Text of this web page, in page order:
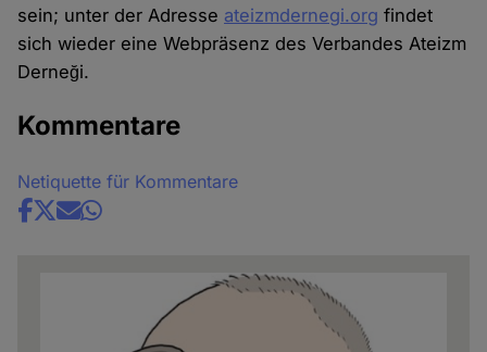
sein; unter der Adresse ateizmdernegi.org findet
sich wieder eine Webpräsenz des Verbandes Ateizm
Derneği.
Kommentare
Netiquette für Kommentare
Share